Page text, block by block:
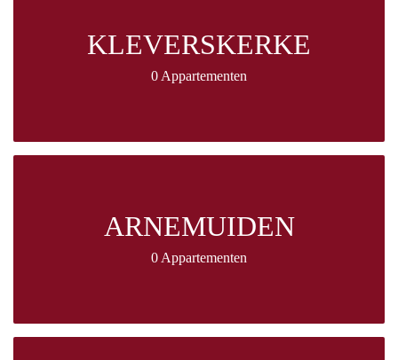
KLEVERSKERKE
0 Appartementen
ARNEMUIDEN
0 Appartementen